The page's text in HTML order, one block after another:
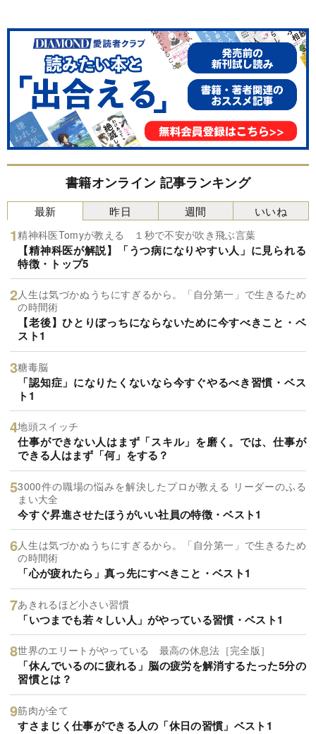
書籍オンライン 記事ランキング
最新
精神科医Tomyが教える １秒で不安が吹き飛ぶ言葉
【精神科医が解説】「うつ病になりやすい人」に見られる
特徴・トップ5
人生は気づかぬうちにすぎるから。「自分第一」で生きるため
の時間術
【老後】ひとりぼっちにならないために今すべきこと・ベ
スト1
糖毒脳
「認知症」になりたくないなら今すぐやるべき習慣・ベス
ト1
地頭スイッチ
仕事ができない人はまず「スキル」を磨く。では、仕事が
できる人はまず「何」をする？
3000件の職場の悩みを解決したプロが教える リーダーのふる
まい大全
今すぐ昇進させたほうがいい社員の特徴・ベスト1
人生は気づかぬうちにすぎるから。「自分第一」で生きるため
の時間術
「心が疲れたら」真っ先にすべきこと・ベスト1
あきれるほど小さい習慣
「いつまでも若々しい人」がやっている習慣・ベスト1
世界のエリートがやっている 最高の休息法［完全版］
「休んでいるのに疲れる」脳の疲労を解消するたった5分の
習慣とは？
筋肉が全て
すさまじく仕事ができる人の「休日の習慣」ベスト1
昨日 週間 いいね